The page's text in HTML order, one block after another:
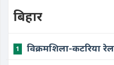
बिहार
1 विक्रमशिला-कटरिया